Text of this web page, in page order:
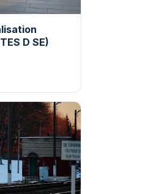
D SE)